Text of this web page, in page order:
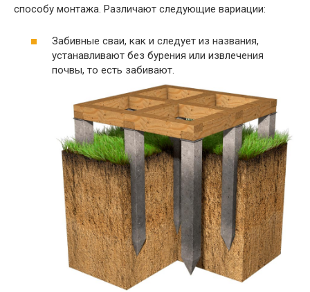
способу монтажа. Различают следующие вариации:
Забивные сваи, как и следует из названия,
устанавливают без бурения или извлечения
почвы, то есть забивают.